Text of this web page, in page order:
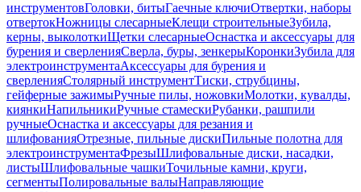
инструментовГоловки, битыГаечные ключиОтвертки, наборы
отвертокНожницы слесарныеКлещи строительныеЗубила,
керны, выколоткиЩетки слесарныеОснастка и аксессуары для
бурения и сверленияСверла, буры, зенкерыКоронкиЗубила для
электроинструментаАксессуары для бурения и
сверленияСтолярный инструментТиски, струбцины,
гейферные зажимыРучные пилы, ножовкиМолотки, кувалды,
киянкиНапильникиРучные стамескиРубанки, рашпили
ручныеОснастка и аксессуары для резания и
шлифованияОтрезные, пильные дискиПильные полотна для
электроинструментаФрезыШлифовальные диски, насадки,
листыШлифовальные чашкиТочильные камни, круги,
сегментыПолировальные валыНаправляющие